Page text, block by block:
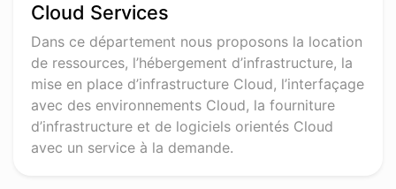
Cloud Services
Dans ce département nous proposons la location
de ressources, l’hébergement d’infrastructure, la
mise en place d’infrastructure Cloud, l’interfaçage
avec des environnements Cloud, la fourniture
d’infrastructure et de logiciels orientés Cloud
avec un service à la demande.